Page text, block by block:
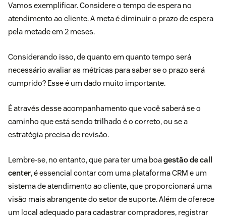
Vamos exemplificar. Considere o tempo de espera no
atendimento ao cliente. A meta é diminuir o prazo de espera
pela metade em 2 meses.
Considerando isso, de quanto em quanto tempo será
necessário avaliar as métricas para saber se o prazo será
cumprido? Esse é um dado muito importante.
É através desse acompanhamento que você saberá se o
caminho que está sendo trilhado é o correto, ou se a
estratégia precisa de revisão.
Lembre-se, no entanto, que para ter uma boagestão de call
center, é essencial contar com uma plataforma CRM e um
sistema de atendimento ao cliente, que proporcionará uma
visão mais abrangente do setor de suporte. Além de oferece
um local adequado para cadastrar compradores, registrar